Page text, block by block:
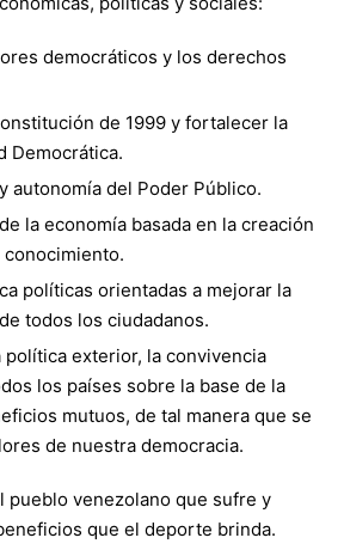
democráticos y los derechos
de 1999 y fortalecer la
Democrática.
autonomía del Poder Público.
la economía basada en la creación
políticas orientadas a mejorar la
todos los ciudadanos.
política exterior, la convivencia
los países sobre la base de la
mutuos, de tal manera que se
de nuestra democracia.
pueblo venezolano que sufre y
que el deporte brinda.